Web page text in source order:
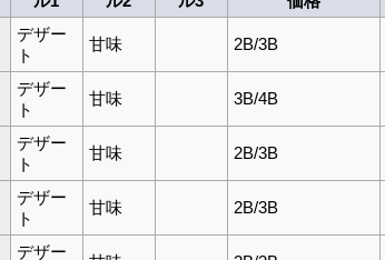
デザー
ト
甘味 2B/3B
デザー
ト
甘味 3B/4B
デザー
ト
甘味 2B/3B
デザー
ト
甘味 2B/3B
デザー